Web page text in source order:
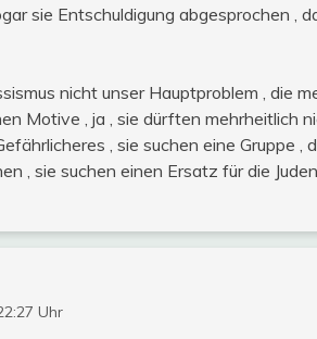
sie Entschuldigung abgesprochen ,
nicht unser Hauptproblem , die
Motive , ja , sie dürften mehrheitlich
, sie suchen eine Gruppe ,
, sie suchen einen Ersatz für die Juden.
Uhr